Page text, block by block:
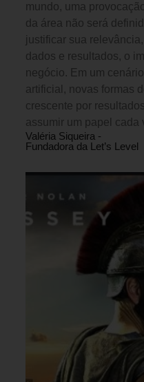
mundo, uma
da área não será
justificar sua
dados e resultados, o
negócio. Em um
artificial, novas formas
crescente por
assumir um papel cada
Valéria Siqueira -
Fundadora da Let’s Level